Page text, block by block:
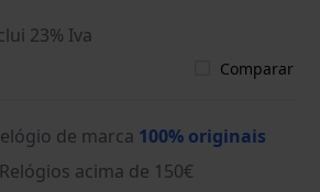
23% Iva
Comparar
de marca 100% originais
acima de 150€